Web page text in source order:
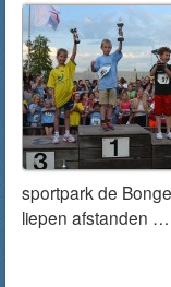
sportpark de
liepen afstanden …